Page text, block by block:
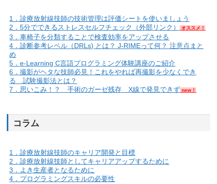
1．診療放射線技師の技術管理は評価シートを使いましょう
2．5分でできるストレスセルフチェック（外部リンク） オススメ！
3．車椅子を分類することで検査効率をアップさせる
4．診断参考レベル（DRLs) とは？ J-RIMEって何？ 注意点まと
め
5．e-Learning C言語プログラミング体験講座のご紹介
6．撮影がヘタな技師必見！これをやれば再撮影を少なくでき
る 試験撮影法とは？
7．思いこみ！？ 手術のガーゼ残存 X線で発見できず new！
コラム
1．診療放射線技師のキャリア開発と目標
2．診療放射線技師としてキャリアアップするために
3．よき生産者となるために
4．プログラミングスキルの必要性